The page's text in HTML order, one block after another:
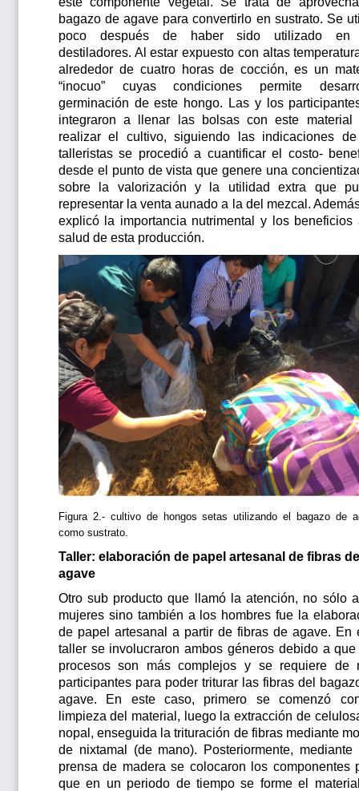
bagazo de agave para convertirlo en sustrato. Se
poco después de haber sido utilizado en
destiladores. Al estar expuesto con altas
alrededor de cuatro horas de cocción, es un
“inocuo” cuyas condiciones permite
germinación de este hongo. Las y los
integraron a llenar las bolsas con este
realizar el cultivo, siguiendo las indicaciones
talleristas se procedió a cuantificar el costo-
desde el punto de vista que genere una
sobre la valorización y la utilidad extra que
representar la venta aunado a la del mezcal.
explicó la importancia nutrimental y los beneficios
salud de esta producción.
Figura 2.- cultivo de hongos setas utilizando el bagazo de
como sustrato.
Taller: elaboración de papel artesanal de fibras de
agave
Otro sub producto que llamó la atención, no sólo
mujeres sino también a los hombres fue la
de papel artesanal a partir de fibras de agave. En
taller se involucraron ambos géneros debido a que
procesos son más complejos y se requiere de
participantes para poder triturar las fibras del
agave. En este caso, primero se comenzó
limpieza del material, luego la extracción de
nopal, enseguida la trituración de fibras mediante
de nixtamal (de mano). Posteriormente, mediante
prensa de madera se colocaron los componentes
que en un periodo de tiempo se forme el